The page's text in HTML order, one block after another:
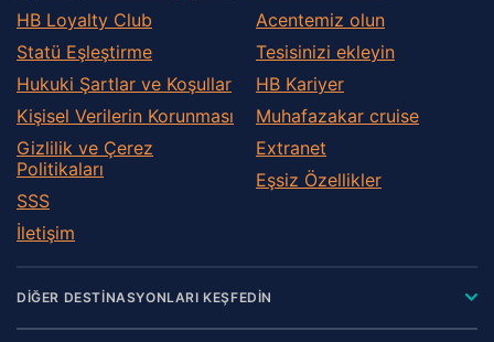
HB Loyalty Club
Statü Eşleştirme
Hukuki Şartlar ve Koşullar
Kişisel Verilerin Korunması
Gizlilik ve Çerez
Politikaları
SSS
İletişim
Acentemiz olun
Tesisinizi ekleyin
HB Kariyer
Muhafazakar сruise
Extranet
Eşsiz Özellikler
DİĞER DESTİNASYONLARI KEŞFEDİN